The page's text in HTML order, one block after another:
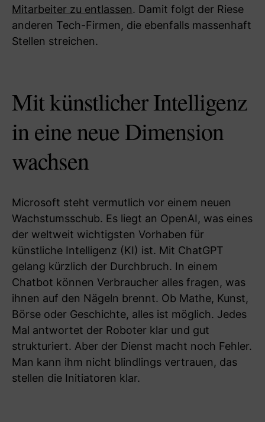
Mitarbeiter zu entlassen. Damit folgt der Riese
anderen Tech-Firmen, die ebenfalls massenhaft
Stellen streichen.
Mit künstlicher Intelligenz
in eine neue Dimension
wachsen
Microsoft steht vermutlich vor einem neuen
Wachstumsschub. Es liegt an OpenAI, was eines
der weltweit wichtigsten Vorhaben für
künstliche Intelligenz (KI) ist. Mit ChatGPT
gelang kürzlich der Durchbruch. In einem
Chatbot können Verbraucher alles fragen, was
ihnen auf den Nägeln brennt. Ob Mathe, Kunst,
Börse oder Geschichte, alles ist möglich. Jedes
Mal antwortet der Roboter klar und gut
strukturiert. Aber der Dienst macht noch Fehler.
Man kann ihm nicht blindlings vertrauen, das
stellen die Initiatoren klar.